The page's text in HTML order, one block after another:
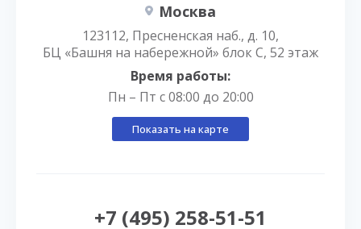
Москва
123112, Пресненская наб., д. 10,
БЦ «Башня на набережной» блок С, 52 этаж
Время работы:
Пн – Пт с 08:00 до 20:00
Показать на карте
+7 (495) 258-51-51